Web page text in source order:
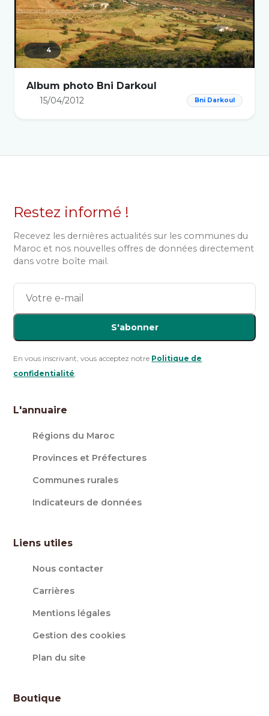
4
Album photo Bni Darkoul
15/04/2012 Bni Darkoul
Restez informé !
Recevez les dernières actualités sur les communes du
Maroc et nos nouvelles offres de données directement
dans votre boîte mail.
S'abonner
En vous inscrivant, vous acceptez notre Politique de
confidentialité.
L'annuaire
Régions du Maroc
Provinces et Préfectures
Communes rurales
Indicateurs de données
Liens utiles
Nous contacter
Carrières
Mentions légales
Gestion des cookies
Plan du site
Boutique